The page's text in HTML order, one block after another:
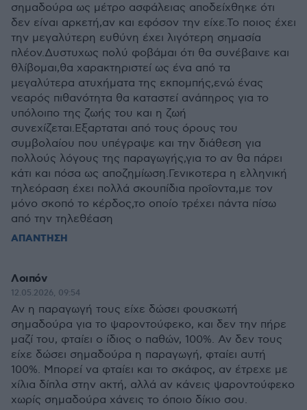
σημαδούρα ως μέτρο ασφάλειας αποδείχθηκε ότι
δεν είναι αρκετή,αν και εφόσον την είχε.Το ποιος έχει
την μεγαλύτερη ευθύνη έχει λιγότερη σημασία
πλέον.Δυστυχως πολύ φοβάμαι ότι θα συνέβαινε και
θλίβομαι,θα χαρακτηριστεί ως ένα από τα
μεγαλύτερα ατυχήματα της εκπομπής,ενώ ένας
νεαρός πιθανότητα θα καταστεί ανάπηρος για το
υπόλοιπο της ζωής του και η ζωή
συνεχίζεται.Εξαρταται από τους όρους του
συμβολαίου που υπέγραψε και την διάθεση για
πολλούς λόγους της παραγωγής,για το αν θα πάρει
κάτι και πόσα ως αποζημίωση.Γενικοτερα η ελληνική
τηλεόραση έχει πολλά σκουπίδια προΐοντα,με τον
μόνο σκοπό το κέρδος,το οποίο τρέχει πάντα πίσω
από την τηλεθέαση
ΑΠΑΝΤΗΣΗ
Λοιπόν
12.05.2026, 09:54
Αν η παραγωγή τους είχε δώσει φουσκωτή
σημαδούρα για το ψαροντούφεκο, και δεν την πήρε
μαζί του, φταίει ο ίδιος ο παθών, 100%. Αν δεν τους
είχε δώσει σημαδούρα η παραγωγή, φταίει αυτή
100%. Μπορεί να φταίει και το σκάφος, αν έτρεχε με
χίλια δίπλα στην ακτή, αλλά αν κάνεις ψαροντούφεκο
χωρίς σημαδούρα χάνεις το όποιο δίκιο σου.